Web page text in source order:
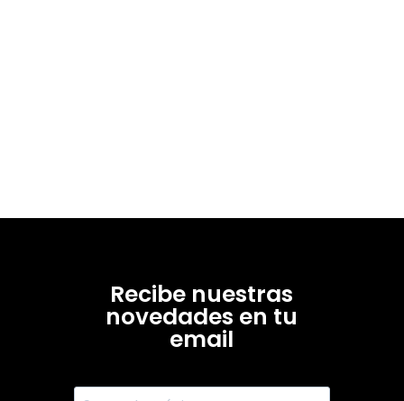
Recibe nuestras
novedades en tu
email